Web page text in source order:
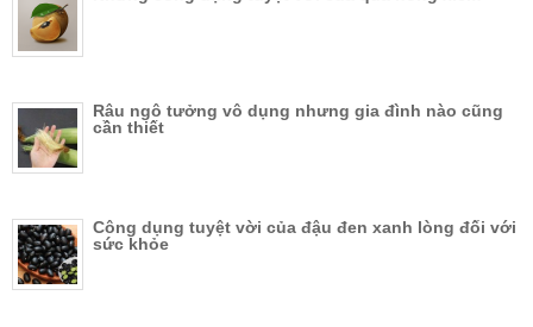
Râu ngô tưởng vô dụng nhưng gia đình nào cũng
cần thiết
Công dụng tuyệt vời của đậu đen xanh lòng đối với
sức khỏe